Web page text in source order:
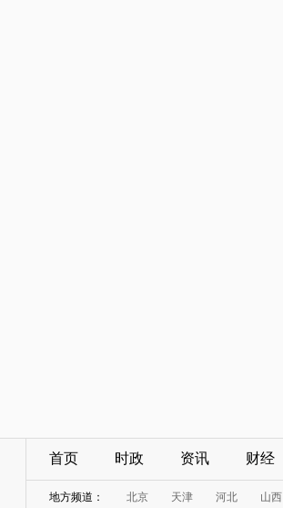
首页 时政 资讯 财经
地方频道： 北京 天津 河北
山西